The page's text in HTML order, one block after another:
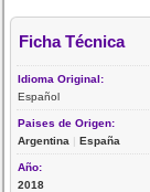
Ficha Técnica
Idioma Original:
Español
Paises de Origen:
Argentina |España
Año:
2018